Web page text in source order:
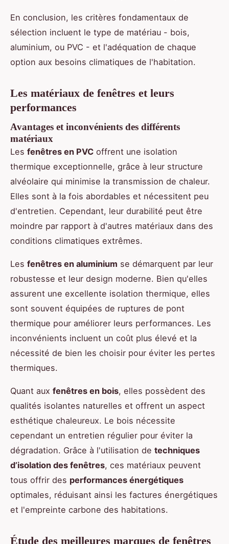
En conclusion, les critères fondamentaux de
sélection incluent le type de matériau - bois,
aluminium, ou PVC - et l'adéquation de chaque
option aux besoins climatiques de l'habitation.
Les matériaux de fenêtres et leurs
performances
Avantages et inconvénients des différents
matériaux
Les fenêtres en PVC offrent une isolation
thermique exceptionnelle, grâce à leur structure
alvéolaire qui minimise la transmission de chaleur.
Elles sont à la fois abordables et nécessitent peu
d'entretien. Cependant, leur durabilité peut être
moindre par rapport à d'autres matériaux dans des
conditions climatiques extrêmes.
Les fenêtres en aluminium se démarquent par leur
robustesse et leur design moderne. Bien qu'elles
assurent une excellente isolation thermique, elles
sont souvent équipées de ruptures de pont
thermique pour améliorer leurs performances. Les
inconvénients incluent un coût plus élevé et la
nécessité de bien les choisir pour éviter les pertes
thermiques.
Quant aux fenêtres en bois, elles possèdent des
qualités isolantes naturelles et offrent un aspect
esthétique chaleureux. Le bois nécessite
cependant un entretien régulier pour éviter la
dégradation. Grâce à l'utilisation de techniques
d’isolation des fenêtres, ces matériaux peuvent
tous offrir des performances énergétiques
optimales, réduisant ainsi les factures énergétiques
et l'empreinte carbone des habitations.
Étude des meilleures marques de fenêtres